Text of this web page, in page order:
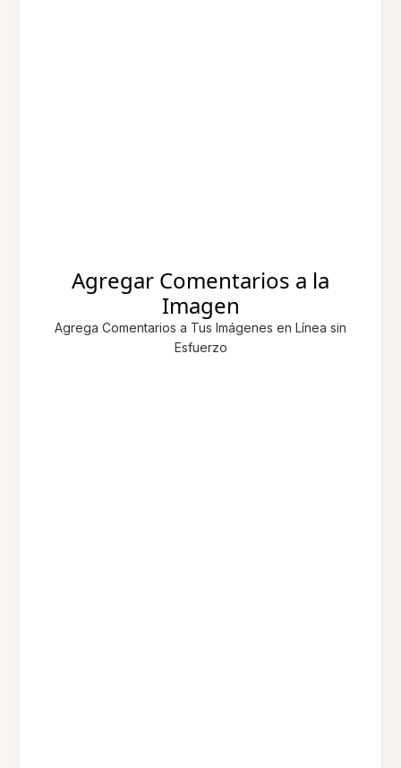
Agregar Comentarios a la
Imagen
Agrega Comentarios a Tus Imágenes en Línea sin
Esfuerzo